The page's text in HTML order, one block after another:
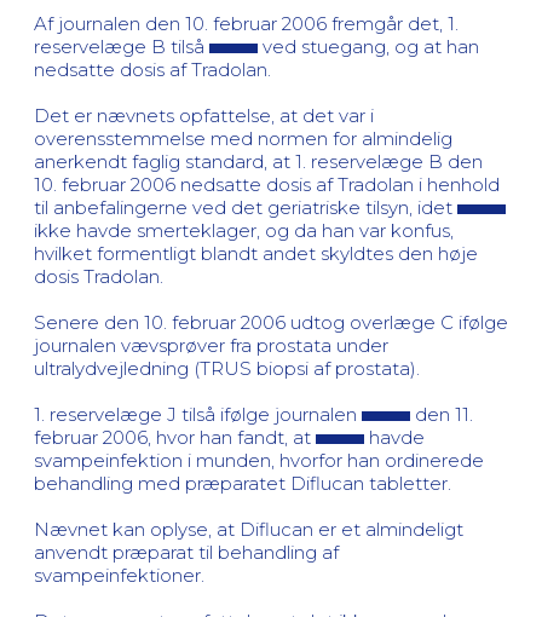
Af journalen den 10. februar 2006 fremgår det, 1.
reservelæge B tilså
ved stuegang, og at han
nedsatte dosis af Tradolan.
Det er nævnets opfattelse, at det var i
overensstemmelse med normen for almindelig
anerkendt faglig standard, at 1. reservelæge B den
10. februar 2006 nedsatte dosis af Tradolan i henhold
til anbefalingerne ved det geriatriske tilsyn, idet
ikke havde smerteklager, og da han var konfus,
hvilket formentligt blandt andet skyldtes den høje
dosis Tradolan.
Senere den 10. februar 2006 udtog overlæge C ifølge
journalen vævsprøver fra prostata under
ultralydvejledning (TRUS biopsi af prostata).
1. reservelæge J tilså ifølge journalen
den 11.
februar 2006, hvor han fandt, at
havde
svampeinfektion i munden, hvorfor han ordinerede
behandling med præparatet Diflucan tabletter.
Nævnet kan oplyse, at Diflucan er et almindeligt
anvendt præparat til behandling af
svampeinfektioner.